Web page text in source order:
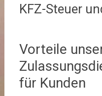
KFZ-Steuer
Vorteile
für Kunden